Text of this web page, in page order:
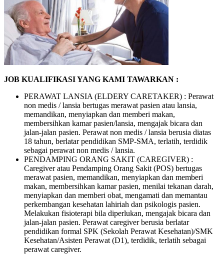
JOB KUALIFIKASI YANG KAMI TAWARKAN :
PERAWAT LANSIA (ELDERY CARETAKER) : Perawat
non medis / lansia bertugas merawat pasien atau lansia,
memandikan, menyiapkan dan memberi makan,
membersihkan kamar pasien/lansia, mengajak bicara dan
jalan-jalan pasien. Perawat non medis / lansia berusia diatas
18 tahun, berlatar pendidikan SMP-SMA, terlatih, terdidik
sebagai perawat non medis / lansia.
PENDAMPING ORANG SAKIT (CAREGIVER) :
Caregiver atau Pendamping Orang Sakit (POS) bertugas
merawat pasien, memandikan, menyiapkan dan memberi
makan, membersihkan kamar pasien, menilai tekanan darah,
menyiapkan dan memberi obat, mengamati dan memantau
perkembangan kesehatan lahiriah dan psikologis pasien.
Melakukan fisioterapi bila diperlukan, mengajak bicara dan
jalan-jalan pasien. Perawat caregiver berusia berlatar
pendidikan formal SPK (Sekolah Perawat Kesehatan)/SMK
Kesehatan/Asisten Perawat (D1), terdidik, terlatih sebagai
perawat caregiver.